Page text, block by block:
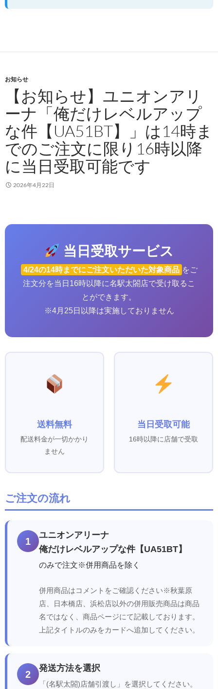
お知らせ
【お知らせ】ユニオンアリ
ーナ「俺だけレベルアップ
な件【UA51BT】」は14時ま
でのご注文に限り16時以降
に当日受取可能です
2026年4月22日
当日受取サービス
4/24の14時までにご注文いただいた対象商品 をご
注文分を当日16時以降に名駅太閤店で受け取るこ
とができます。
※4月25日以降は実施しておりません
送料無料
配送料金が一切かかり
ません
当日受取可能
16時以降に店舗で受取
ご注文の流れ
1
ユニオンアリーナ
俺だけレベルアップな件【UA51BT】
のみで注文※併用商品を除く
併用商品はコメントをご確認ください※秋葉原
店、日本橋店、浜松店以外の併用販売商品は商品
名ではなく、商品ページにて記載しております。
上記タイトルのみをカードへ追加してください。
2
発送方法を選択
「(名駅太閤)店舗引渡し」を選択してください。